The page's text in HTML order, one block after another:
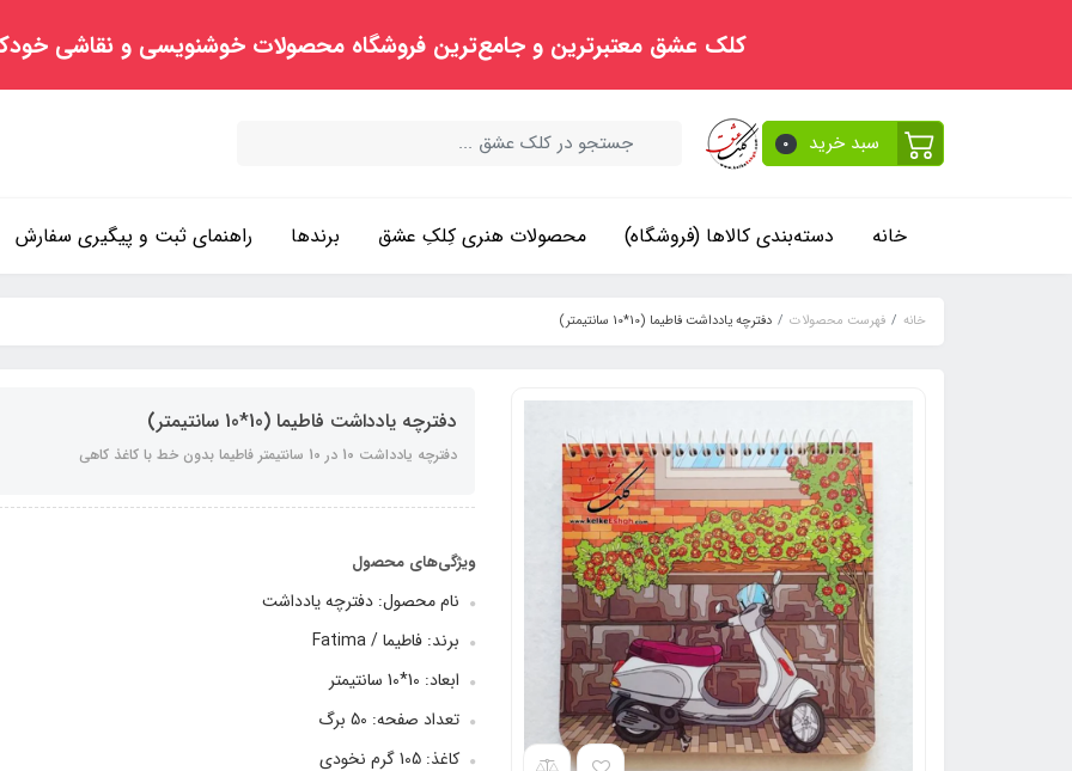
کلک عشق معتبرترین و جامع‌ترین فروشگاه محصولات خوشنویسی و نقاشی
سبد خرید 0
خانه دسته‌بندی کالاها (فروشگاه) محصولات هنری کِلکِ عشق برندها راهنمای ثبت و پیگیری سفارش
خانه فهرست محصولات دفترچه یادداشت فاطیما (10*10 سانتیمتر)
دفترچه یادداشت فاطیما (10*10 سانتیمتر)
دفترچه یادداشت 10 در 10 سانتیمتر فاطیما بدون خط با کاغذ کاهی
ویژگی‌های محصول
نام محصول: دفترچه یادداشت
برند: فاطیما / Fatima
ابعاد: 10*10 سانتیمتر
تعداد صفحه: 50 برگ
کاغذ: 105 گرم نخودی